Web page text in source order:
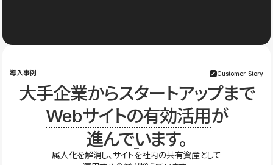
導入事例 Customer Story
大手企業からスタートアップまで
Webサイトの有効活用が
進んでいます。
属人化を解消し、サイトを社内の共有資産として